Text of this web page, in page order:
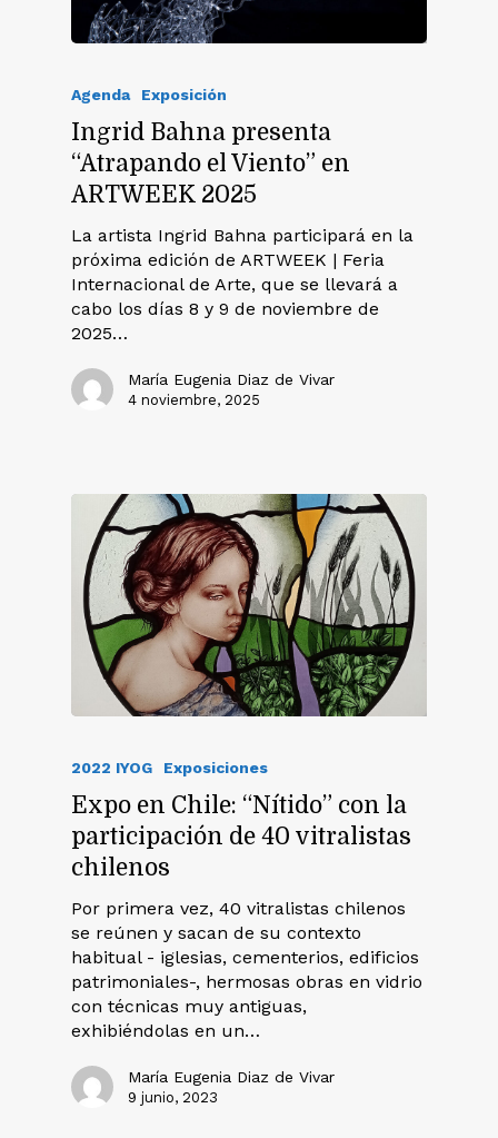
Agenda Exposición
Ingrid Bahna presenta
“Atrapando el Viento” en
ARTWEEK 2025
La artista Ingrid Bahna participará en la
próxima edición de ARTWEEK | Feria
Internacional de Arte, que se llevará a
cabo los días 8 y 9 de noviembre de
2025…
María Eugenia Diaz de Vivar
4 noviembre, 2025
2022 IYOG Exposiciones
Expo en Chile: “Nítido” con la
participación de 40 vitralistas
chilenos
Por primera vez, 40 vitralistas chilenos
se reúnen y sacan de su contexto
habitual - iglesias, cementerios, edificios
patrimoniales-, hermosas obras en vidrio
con técnicas muy antiguas,
exhibiéndolas en un…
María Eugenia Diaz de Vivar
9 junio, 2023